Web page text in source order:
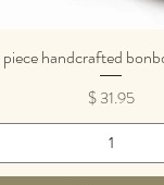
תצוגה מהירה
מחיר‏31.95 ‏$